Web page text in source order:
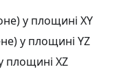
у площині XY
у площині YZ
площині XZ